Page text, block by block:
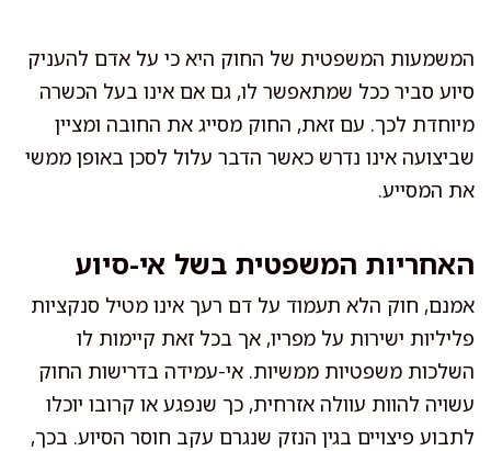
המשמעות המשפטית של החוק היא כי על אדם להעניק
סיוע סביר ככל שמתאפשר לו, גם אם אינו בעל הכשרה
מיוחדת לכך. עם זאת, החוק מסייג את החובה ומציין
שביצועה אינו נדרש כאשר הדבר עלול לסכן באופן ממשי
את המסייע.
האחריות המשפטית בשל אי-סיוע
אמנם, חוק הלא תעמוד על דם רעך אינו מטיל סנקציות
פליליות ישירות על מפריו, אך בכל זאת קיימות לו
השלכות משפטיות ממשיות. אי-עמידה בדרישות החוק
עשויה להוות עוולה אזרחית, כך שנפגע או קרובו יוכלו
לתבוע פיצויים בגין הנזק שנגרם עקב חוסר הסיוע. בכך,